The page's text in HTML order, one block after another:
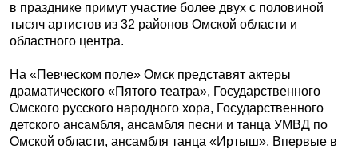
в празднике примут участие более двух с половиной
тысяч артистов из 32 районов Омской области и
областного центра.
На «Певческом поле» Омск представят актеры
драматического «Пятого театра», Государственного
Омского русского народного хора, Государственного
детского ансамбля, ансамбля песни и танца УМВД по
Омской области, ансамбля танца «Иртыш». Впервые в